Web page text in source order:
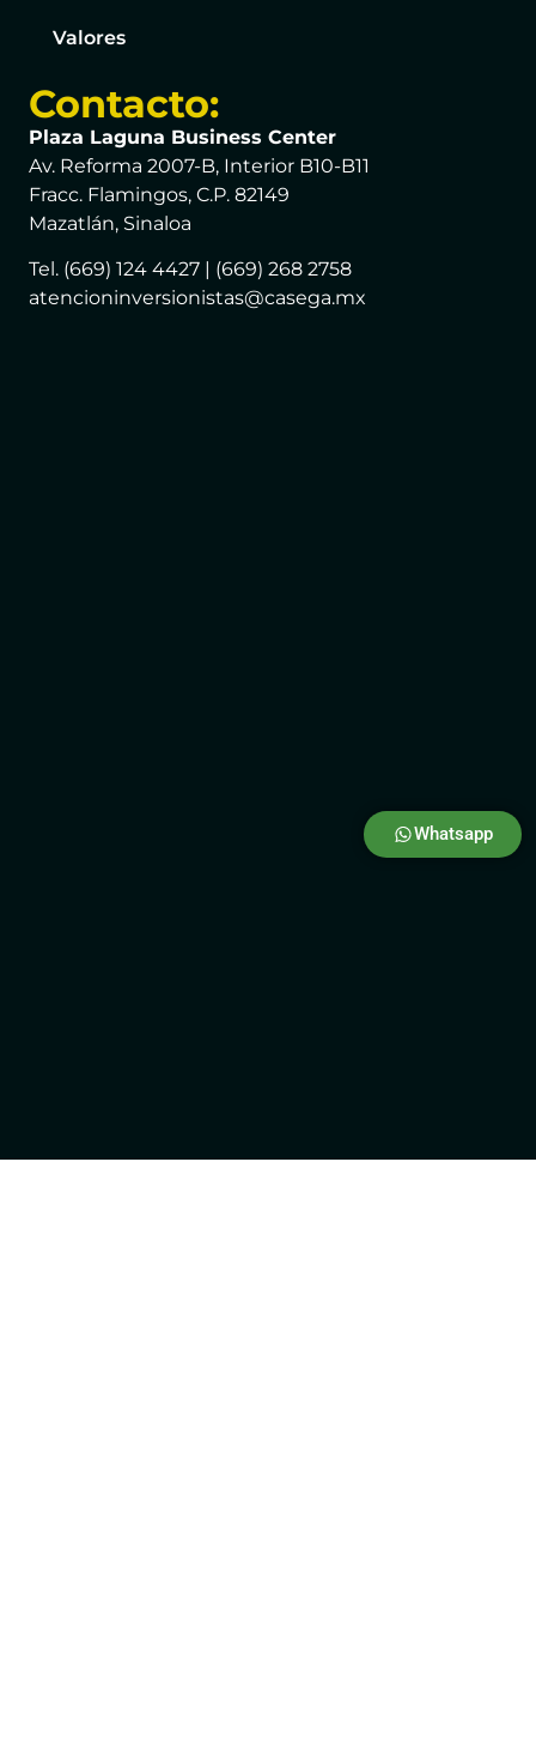
Whatsapp
Valores
Contacto:
Plaza Laguna Business Center
Av. Reforma 2007-B, Interior B10-B11
Fracc. Flamingos, C.P. 82149
Mazatlán, Sinaloa
Tel. (669) 124 4427 | (669) 268 2758
atencioninversionistas@casega.mx